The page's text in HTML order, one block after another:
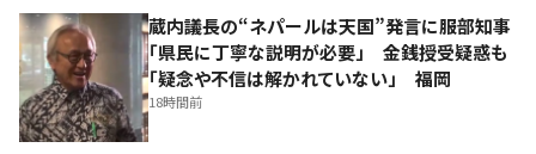
蔵内議長の“ネパールは天国”発言に服部知事
「県民に丁寧な説明が必要」 金銭授受疑惑も
「疑念や不信は解かれていない」 福岡
18時間前